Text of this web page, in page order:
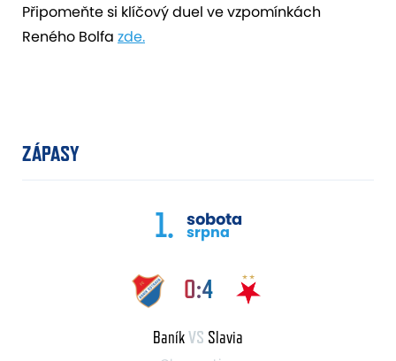
Připomeňte si klíčový duel ve vzpomínkách
Reného Bolfa zde.
ZÁPASY
1. sobota
srpna
0:4
BaníkVS Slavia